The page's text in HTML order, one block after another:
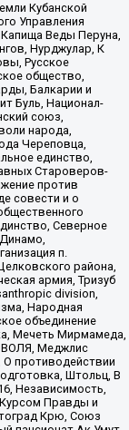
Кубанской
Управления
Веды Перуна,
Нурджулар, К
Русское
общество,
Балкарии и
Буль, Национал-
союз,
народа,
Череповца,
единство,
Староверов-
против
совести и о
Северное
п.
района,
армия, Тризуб
division,
Народная
объединение
Мечеть Мирмамеда,
ВОЛЯ, Меджлис
противодействии
Штольц, В
Независимость,
Правды и
Крю, Союз